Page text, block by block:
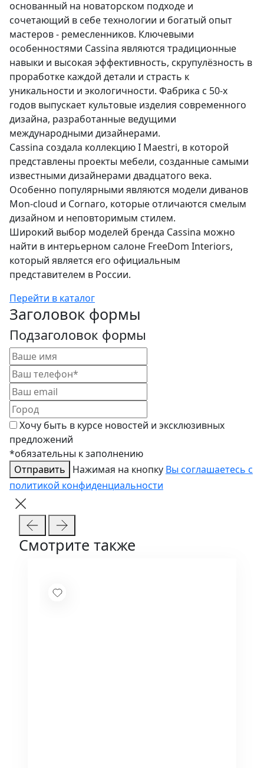
основанный на новаторском подходе и
сочетающий в себе технологии и богатый опыт
мастеров - ремесленников. Ключевыми
особенностями Cassina являются традиционные
навыки и высокая эффективность, скрупулёзность в
проработке каждой детали и страсть к
уникальности и экологичности. Фабрика с 50-х
годов выпускает культовые изделия современного
дизайна, разработанные ведущими
международными дизайнерами.
Cassina создала коллекцию I Maestri, в которой
представлены проекты мебели, созданные самыми
известными дизайнерами двадцатого века.
Особенно популярными являются модели диванов
Mon-cloud и Cornaro, которые отличаются смелым
дизайном и неповторимым стилем.
Широкий выбор моделей бренда Cassina можно
найти в интерьерном салоне FreeDom Interiors,
который является его официальным
представителем в России.
Перейти в каталог
Заголовок формы
Подзаголовок формы
Хочу быть в курсе новостей и эксклюзивных
предложений
*обязательны к заполнению
Отправить
Нажимая на кнопку Вы соглашаетесь с
политикой конфиденциальности
Смотрите также